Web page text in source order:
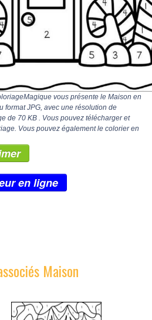
vous présente le Maison en
format JPG, avec une résolution de
de 70 KB . Vous pouvez télécharger et
Vous pouvez également le colorier en
en ligne
Maison